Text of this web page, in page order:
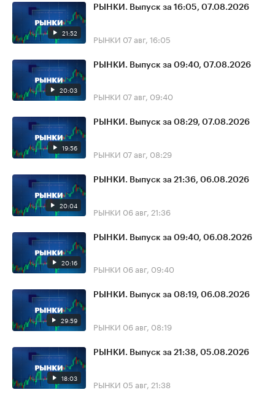
21:52
РЫНКИ. Выпуск за 16:05, 07.08.2026
РЫНКИ 07 авг, 16:05
20:03
РЫНКИ. Выпуск за 09:40, 07.08.2026
РЫНКИ 07 авг, 09:40
19:56
РЫНКИ. Выпуск за 08:29, 07.08.2026
РЫНКИ 07 авг, 08:29
20:04
РЫНКИ. Выпуск за 21:36, 06.08.2026
РЫНКИ 06 авг, 21:36
20:16
РЫНКИ. Выпуск за 09:40, 06.08.2026
РЫНКИ 06 авг, 09:40
29:59
РЫНКИ. Выпуск за 08:19, 06.08.2026
РЫНКИ 06 авг, 08:19
18:03
РЫНКИ. Выпуск за 21:38, 05.08.2026
РЫНКИ 05 авг, 21:38